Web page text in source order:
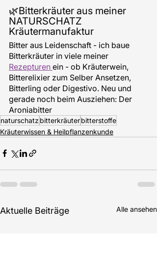
🌿Bitterkräuter aus meiner
NATURSCHATZ
Kräutermanufaktur
Bitter aus Leidenschaft - ich baue
Bitterkräuter in viele meiner
Rezepturen ein - ob Kräuterwein,
Bitterelixier zum Selber Ansetzen,
Bitterling oder Digestivo. Neu und
gerade noch beim Ausziehen: Der
Aroniabitter
naturschatz bitterkräuterbitterstoffe
Kräuterwissen & Heilpflanzenkunde
Aktuelle Beiträge Alle ansehen